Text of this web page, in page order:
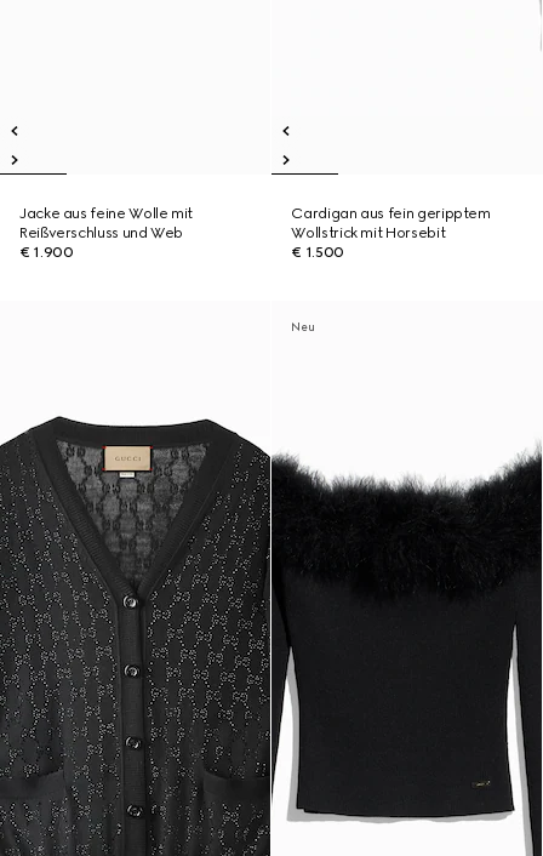
Jacke aus feine Wolle mit
Reißverschluss und Web
€ 1.900
Cardigan aus fein geripptem
Wollstrick mit Horsebit
€ 1.500
Neu